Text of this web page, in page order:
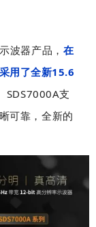
波器产品， 在
用了全新15.6
SDS7000A支
可靠，全新的